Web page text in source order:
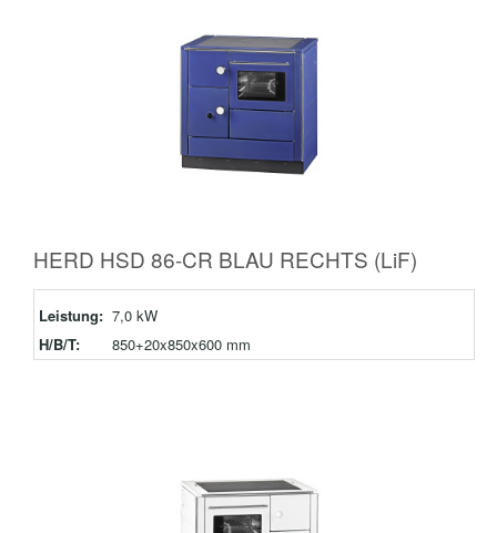
HERD HSD 86-CR BLAU RECHTS (LiF)
Leistung: 7,0 kW
H/B/T:
850+20x850x600 mm